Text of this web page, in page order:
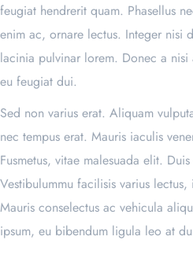
feugiat hendrerit quam. Phasellus
enim ac, ornare lectus. Integer nisi
lacinia pulvinar lorem. Donec a
eu feugiat dui.
Sed non varius erat. Aliquam
nec tempus erat. Mauris iaculis
Fusmetus, vitae malesuada elit.
Vestibulummu facilisis varius
Mauris conselectus ac vehicula
ipsum, eu bibendum ligula leo at